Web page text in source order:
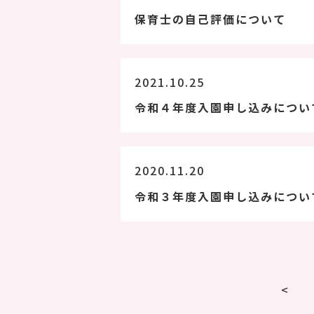
保育士の自己評価について
2021.10.25
令和４年度入園申し込みについ
2020.11.20
令和３年度入園申し込みについ
<